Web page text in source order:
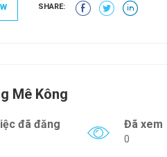
SHARE:
Mê Kông
đã đăng Đã xem
0